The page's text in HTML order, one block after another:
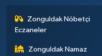
Zonguldak Nöbetçi
Eczaneler
Zonguldak Namaz